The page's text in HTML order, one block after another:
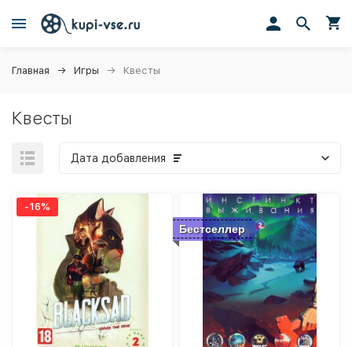
Главная Игры Квесты
Квесты
Дата добавления
-16%
Бестселлер